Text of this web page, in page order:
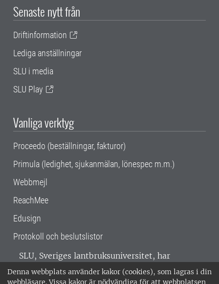
Denna webbplats använder kakor (cookies), som lagras i din
webbläsare. Vissa kakor är nödvändiga för att webbplatsen
Senaste nytt från
Driftinformation
Lediga anställningar
SLU i media
SLU Play
Vanliga verktyg
Proceedo (beställningar, fakturor)
Primula (ledighet, sjukanmälan, lönespec m.m.)
Webbmejl
ReachMee
Edusign
Protokoll och beslutslistor
SLU, Sveriges lantbruksuniversitet, har
verksamhet över hela Sverige. Huvudorter är
Alnarp, Uppsala och Umeå.SLU är